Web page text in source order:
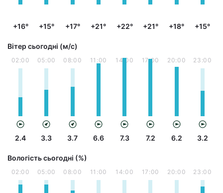
+16° +15° +17° +21° +22° +21° +18° +15°
Вітер сьогодні (м/с)
02:00
2.4
05:00
3.3
08:00
3.7
11:00
6.6
14:00
7.3
17:00
7.2
20:00
6.2
23:00
3.2
Вологість сьогодні (%)
02:00 05:00 08:00 11:00 14:00 17:00 20:00 23:00